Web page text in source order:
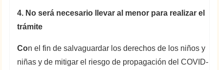
4. No será necesario llevar al menor para realizar el
trámite
Con el fin de salvaguardar los derechos de los niños y
niñas y de mitigar el riesgo de propagación del COVID-